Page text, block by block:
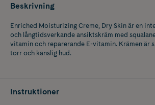
Beskrivning
Enriched Moisturizing Creme, Dry Skin är en
och långtidsverkande ansiktskräm med
vitamin och reparerande E-vitamin. Krämen är
torr och känslig hud.
Instruktioner